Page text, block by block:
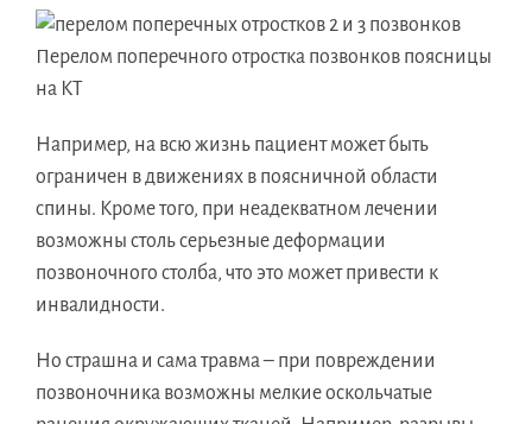
Перелом поперечного отростка позвонков поясницы
на КТ
Например, на всю жизнь пациент может быть
ограничен в движениях в поясничной области
спины. Кроме того, при неадекватном лечении
возможны столь серьезные деформации
позвоночного столба, что это может привести к
инвалидности.
Но страшна и сама травма – при повреждении
позвоночника возможны мелкие оскольчатые